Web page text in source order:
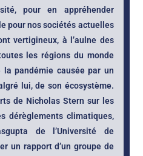
pour en appréhender
pour nos sociétés actuelles
vertigineux, à l’aulne des
les régions du monde
pandémie causée par un
lui, de son écosystème.
de Nicholas Stern sur les
dérèglements climatiques,
de l’Université de
un rapport d’un groupe de